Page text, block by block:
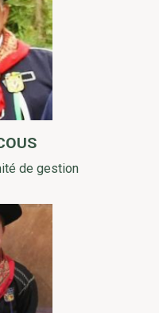
de gestion